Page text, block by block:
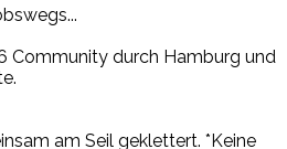
Community durch Hamburg und
am Seil geklettert. *Keine